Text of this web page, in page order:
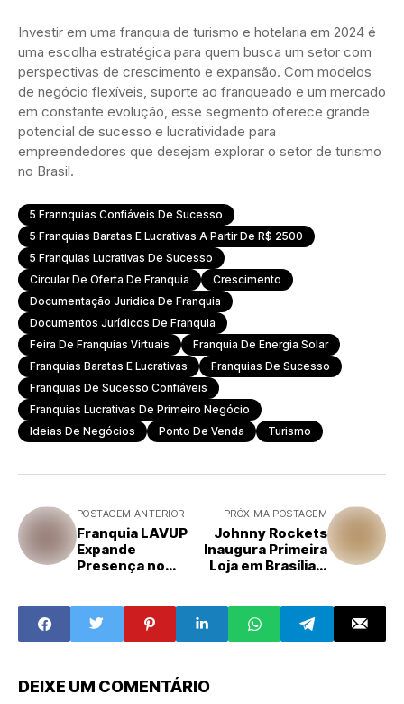
Investir em uma franquia de turismo e hotelaria em 2024 é
uma escolha estratégica para quem busca um setor com
perspectivas de crescimento e expansão. Com modelos
de negócio flexíveis, suporte ao franqueado e um mercado
em constante evolução, esse segmento oferece grande
potencial de sucesso e lucratividade para
empreendedores que desejam explorar o setor de turismo
no Brasil.
5 Frannquias Confiáveis De Sucesso
5 Franquias Baratas E Lucrativas A Partir De R$ 2500
5 Franquias Lucrativas De Sucesso
Circular De Oferta De Franquia
Crescimento
Documentação Juridica De Franquia
Documentos Jurídicos De Franquia
Feira De Franquias Virtuais
Franquia De Energia Solar
Franquias Baratas E Lucrativas
Franquias De Sucesso
Franquias De Sucesso Confiáveis
Franquias Lucrativas De Primeiro Negócio
Ideias De Negócios
Ponto De Venda Turismo
POSTAGEM ANTERIOR
Franquia LAVUP
Expande
Presença no
PRÓXIMA POSTAGEM
Johnny Rockets
Inaugura Primeira
Loja em Brasília e
DEIXE UM COMENTÁRIO